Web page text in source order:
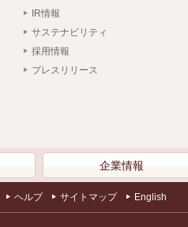
IR情報
サステナビリティ
採用情報
プレスリリース
企業情報
ヘルプ サイトマップ English